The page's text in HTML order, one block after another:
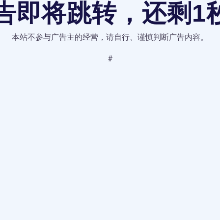
即将跳转，还剩 1
本站不参与广告主的经营，请自行、谨慎判断广告内容。
#